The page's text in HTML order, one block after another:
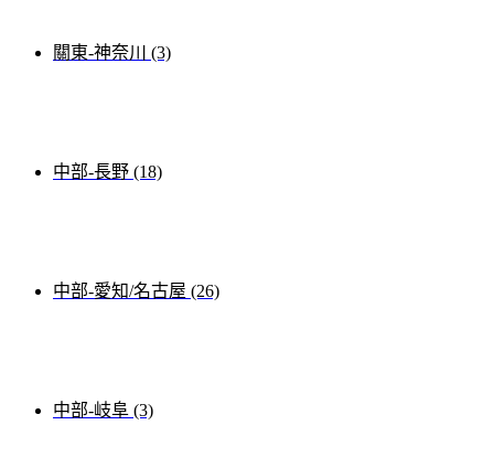
關東-神奈川 (3)
中部-長野 (18)
中部-愛知/名古屋 (26)
中部-岐阜 (3)